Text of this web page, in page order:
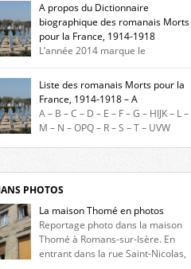
A propos du Dictionnaire
biographique des romanais Morts
pour la France, 1914-1918
L’année 2014 marque le
du début de la Première Guerre
et ce dictionnaire biographique veut
hommage aux romanais Morts pour la
durant ce conflit. La base de cette
historique est constituée des noms
sur les plaques commémoratives de
de Ville, du lycée du Dauphiné et du lycée
Liste des romanais Morts pour la
France, 1914-1918 – A
A – B – C – D – E – F – G – HIJK – L –
M – N – OPQ – R – S – T – UVW
lettre. Liste des romanais […]
PHOTOS
La maison Thomé en photos
Reportage photo dans la maison
Thomé à Romans-sur-Isère. En
entrant dans la rue Saint-Nicolas,